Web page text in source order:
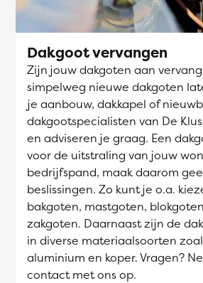
Dakgoot vervangen
Zijn jouw dakgoten aan
simpelweg nieuwe dakgoten
je aanbouw, dakkapel of
dakgootspecialisten van De
en adviseren je graag. Een
voor de uitstraling van jouw
bedrijfspand, maak daarom
beslissingen. Zo kunt je o.a.
bakgoten, mastgoten,
zakgoten. Daarnaast zijn de
in diverse materiaalsoorten
aluminium en koper. Vragen?
contact met ons op.